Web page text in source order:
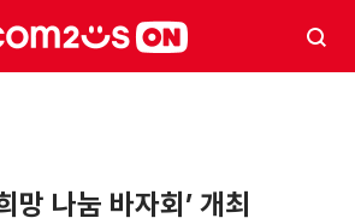
망 나눔 바자회’ 개최